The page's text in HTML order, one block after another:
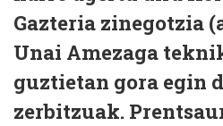
Gazteria zinegotzia
Unai Amezaga
guztietan gora egin
zerbitzuak.